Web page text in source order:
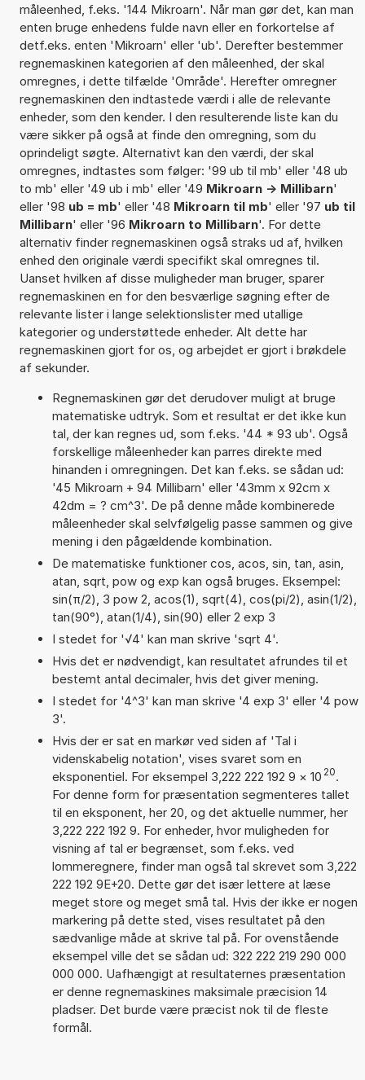
måleenhed, f.eks. '144 Mikroarn'. Når man gør det, kan man
enten bruge enhedens fulde navn eller en forkortelse af
detf.eks. enten 'Mikroarn' eller 'ub'. Derefter bestemmer
regnemaskinen kategorien af den måleenhed, der skal
omregnes, i dette tilfælde 'Område'. Herefter omregner
regnemaskinen den indtastede værdi i alle de relevante
enheder, som den kender. I den resulterende liste kan du
være sikker på også at finde den omregning, som du
oprindeligt søgte. Alternativt kan den værdi, der skal
omregnes, indtastes som følger: '99 ub til mb' eller '48 ub
to mb' eller '49 ub i mb' eller '49 Mikroarn -> Millibarn'
eller '98 ub = mb' eller '48 Mikroarn til mb' eller '97 ub til
Millibarn' eller '96 Mikroarn to Millibarn'. For dette
alternativ finder regnemaskinen også straks ud af, hvilken
enhed den originale værdi specifikt skal omregnes til.
Uanset hvilken af disse muligheder man bruger, sparer
regnemaskinen en for den besværlige søgning efter de
relevante lister i lange selektionslister med utallige
kategorier og understøttede enheder. Alt dette har
regnemaskinen gjort for os, og arbejdet er gjort i brøkdele
af sekunder.
Regnemaskinen gør det derudover muligt at bruge
matematiske udtryk. Som et resultat er det ikke kun
tal, der kan regnes ud, som f.eks. '44 * 93 ub'. Også
forskellige måleenheder kan parres direkte med
hinanden i omregningen. Det kan f.eks. se sådan ud:
'45 Mikroarn + 94 Millibarn' eller '43mm x 92cm x
42dm = ? cm^3'. De på denne måde kombinerede
måleenheder skal selvfølgelig passe sammen og give
mening i den pågældende kombination.
De matematiske funktioner cos, acos, sin, tan, asin,
atan, sqrt, pow og exp kan også bruges. Eksempel:
sin(π/2), 3 pow 2, acos(1), sqrt(4), cos(pi/2), asin(1/2),
tan(90°), atan(1/4), sin(90) eller 2 exp 3
I stedet for '√4' kan man skrive 'sqrt 4'.
Hvis det er nødvendigt, kan resultatet afrundes til et
bestemt antal decimaler, hvis det giver mening.
I stedet for '4^3' kan man skrive '4 exp 3' eller '4 pow
3'.
Hvis der er sat en markør ved siden af 'Tal i
videnskabelig notation', vises svaret som en
eksponentiel. For eksempel 3,222 222 192 9 × 10 20.
For denne form for præsentation segmenteres tallet
til en eksponent, her 20, og det aktuelle nummer, her
3,222 222 192 9. For enheder, hvor muligheden for
visning af tal er begrænset, som f.eks. ved
lommeregnere, finder man også tal skrevet som 3,222
222 192 9E+20. Dette gør det især lettere at læse
meget store og meget små tal. Hvis der ikke er nogen
markering på dette sted, vises resultatet på den
sædvanlige måde at skrive tal på. For ovenstående
eksempel ville det se sådan ud: 322 222 219 290 000
000 000. Uafhængigt at resultaternes præsentation
er denne regnemaskines maksimale præcision 14
pladser. Det burde være præcist nok til de fleste
formål.